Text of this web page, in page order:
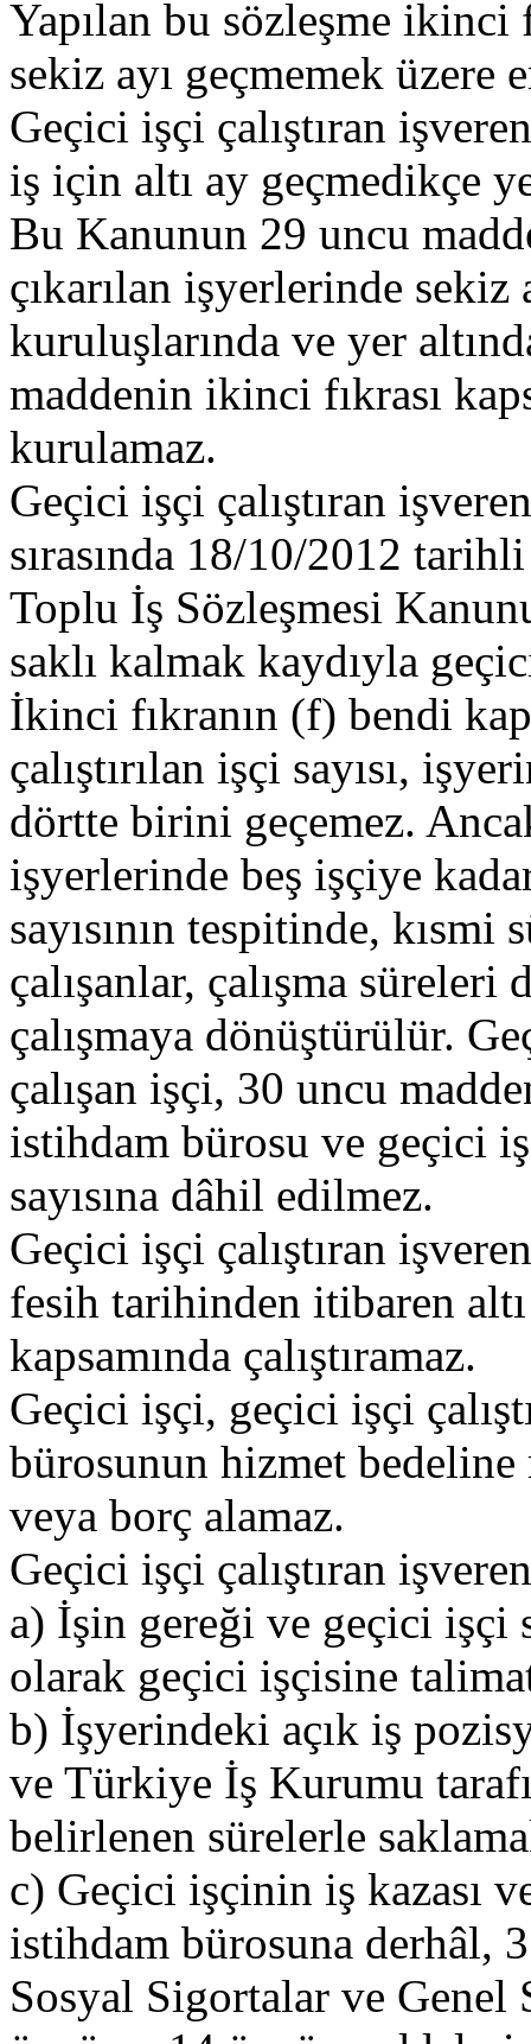
Yapılan bu sözleşme
sekiz ayı geçmemek
Geçici işçi çalıştıran
iş için altı ay geçmedikçe
Bu Kanunun 29 uncu
çıkarılan işyerlerinde
kuruluşlarında ve yer
maddenin ikinci fıkrası
kurulamaz.
Geçici işçi çalıştıran
sırasında 18/10/2012
Toplu İş Sözleşmesi
saklı kalmak kaydıyla
İkinci fıkranın (f) bendi
çalıştırılan işçi sayısı,
dörtte birini geçemez.
işyerlerinde beş işçiye
sayısının tespitinde,
çalışanlar, çalışma
çalışmaya dönüştürülür.
çalışan işçi, 30 uncu
istihdam bürosu ve geçici
sayısına dâhil edilmez.
Geçici işçi çalıştıran
fesih tarihinden itibaren
kapsamında çalıştıramaz.
Geçici işçi, geçici işçi
bürosunun hizmet bedeline
veya borç alamaz.
Geçici işçi çalıştıran
a) İşin gereği ve geçici işçi
olarak geçici işçisine
b) İşyerindeki açık iş
ve Türkiye İş Kurumu
belirlenen sürelerle
c) Geçici işçinin iş kazası
istihdam bürosuna derhâl,
Sosyal Sigortalar ve Genel